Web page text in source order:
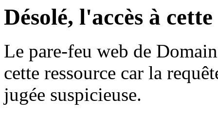
Désolé, l'accès à
Le pare-feu web de
cette ressource car la
jugée suspicieuse.